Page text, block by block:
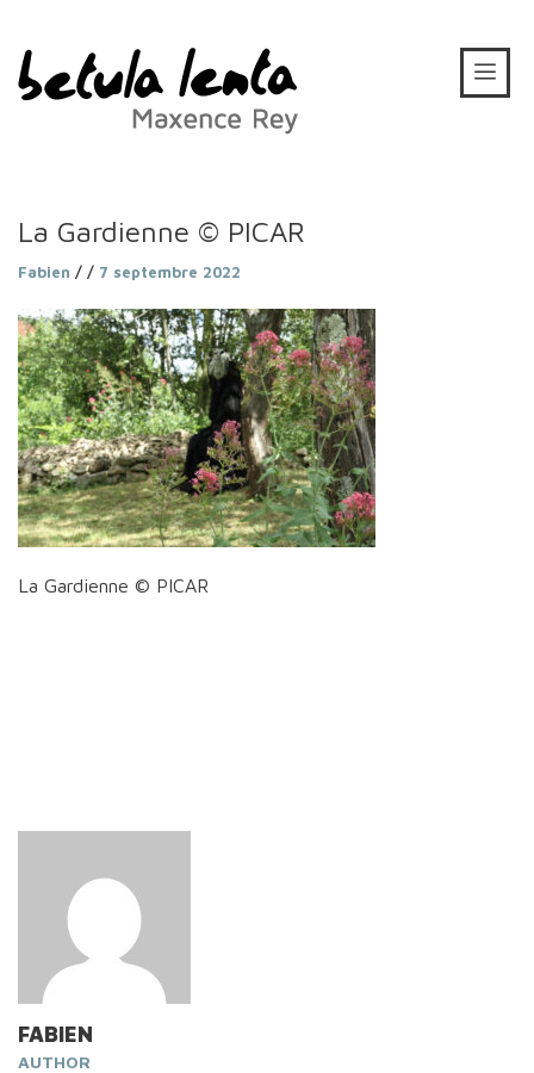
La Gardienne © PICAR
Fabien / / 7 septembre 2022
La Gardienne © PICAR
FABIEN
AUTHOR